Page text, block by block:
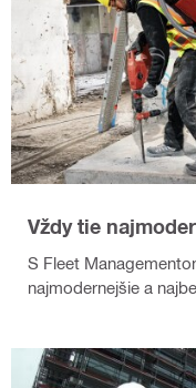
Vždy tie
S Fleet
najmodernejšie a